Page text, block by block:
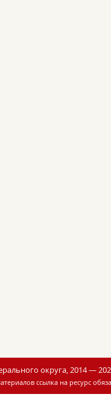
округа, 2014 —
ссылка на ресурс